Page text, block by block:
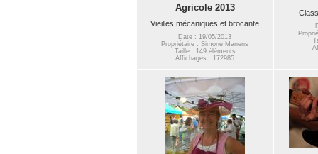
Agricole 2013
Vieilles mécaniques et brocante
Date : 19/05/2013
Propriétaire : Simone Manens
Taille : 149 éléments
Affichages : 172985